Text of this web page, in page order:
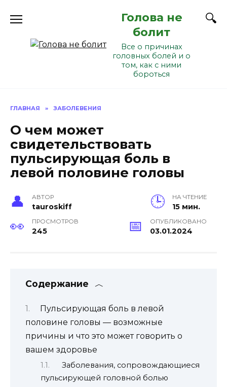
Голова не
болит
Все о причинах
головных болей и о
том, как с ними
бороться
ГЛАВНАЯ » ЗАБОЛЕВЕНИЯ
О чем может
свидетельствовать
пульсирующая боль в
левой половине головы
АВТОР
tauroskiff
НА ЧТЕНИЕ
15 мин.
ПРОСМОТРОВ
245
ОПУБЛИКОВАНО
03.01.2024
Содержание
Пульсирующая боль в левой
половине головы — возможные
причины и что это может говорить о
вашем здоровье
Заболевания, сопровождающиеся
пульсирующей головной болью